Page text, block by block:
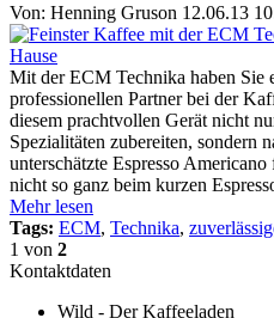
Von: Henning Gruson 12.06.13
Mit der ECM Technika haben Sie
professionellen Partner bei der
diesem prachtvollen Gerät nicht
Spezialitäten zubereiten, sondern
unterschätzte Espresso
nicht so ganz beim kurzen
Mehr lesen
Tags: ECM, Technika,
1 von 2
Kontaktdaten
Wild - Der Kaffeeladen